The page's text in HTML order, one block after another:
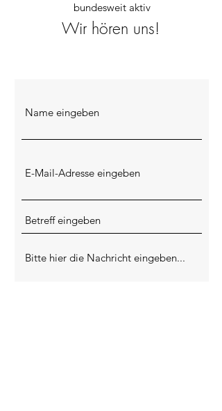
Wir hören uns!
bundesweit aktiv